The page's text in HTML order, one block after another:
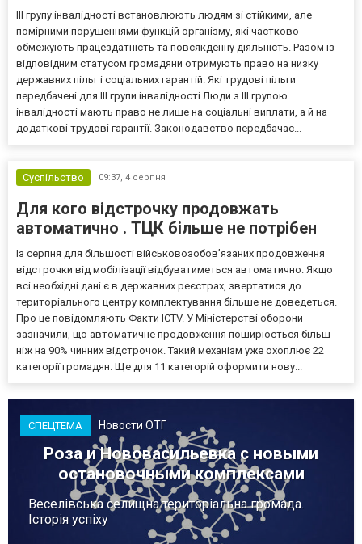
III групу інвалідності встановлюють людям зі стійкими, але
помірними порушеннями функцій організму, які частково
обмежують працездатність та повсякденну діяльність. Разом із
відповідним статусом громадяни отримують право на низку
державних пільг і соціальних гарантій. Які трудові пільги
передбачені для III групи інвалідності Люди з III групою
інвалідності мають право не лише на соціальні виплати, а й на
додаткові трудові гарантії. Законодавство передбачає...
Суспільство 09:37, 4 серпня
Для кого відстрочку продовжать
автоматично . ТЦК більше не потрібен
Із серпня для більшості військовозобов’язаних продовження
відстрочки від мобілізації відбуватиметься автоматично. Якщо
всі необхідні дані є в державних реєстрах, звертатися до
територіального центру комплектування більше не доведеться.
Про це повідомляють Факти ICTV. У Міністерстві оборони
зазначили, що автоматичне продовження поширюється більш
ніж на 90% чинних відстрочок. Такий механізм уже охоплює 22
категорії громадян. Ще для 11 категорій оформити нову...
СПЕЦТЕМА Новости ОТГ
Роза и Нововасильевка с новыми
остановочными комплексами
Веселівська селищна територіальна громада.
Історія успіху